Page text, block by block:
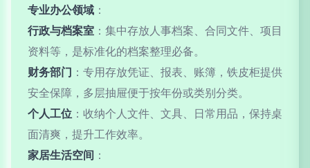
专业办公领域 ：
行政与档案室 ：集中存放人事档案、合同文件、项目
资料等，是标准化的档案整理必备。
财务部门 ：专用存放凭证、报表、账簿，铁皮柜提供
安全保障，多层抽屉便于按年份或类别分类。
个人工位 ：收纳个人文件、文具、日常用品，保持桌
面清爽，提升工作效率。
家居生活空间 ：